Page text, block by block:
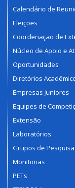
Calendário de
Eleições
Coordenação de
Núcleo de Apoio e
Oportunidades
Diretórios
Empresas Juniores
Equipes de
Extensão
Laboratórios
Grupos de Pesquisa
Monitorias
PETs